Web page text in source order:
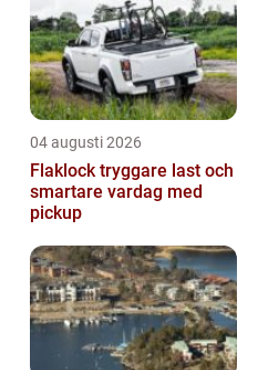
04 augusti 2026
Flaklock tryggare last och
smartare vardag med
pickup